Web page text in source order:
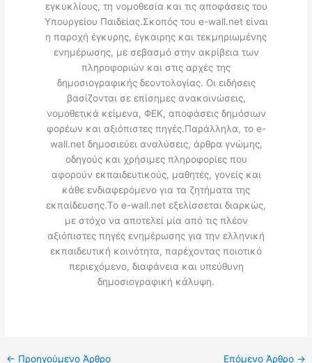
εγκυκλίους, τη νομοθεσία και τις αποφάσεις του
Υπουργείου Παιδείας.Σκοπός του e-wall.net είναι
η παροχή έγκυρης, έγκαιρης και τεκμηριωμένης
ενημέρωσης, με σεβασμό στην ακρίβεια των
πληροφοριών και στις αρχές της
δημοσιογραφικής δεοντολογίας. Οι ειδήσεις
βασίζονται σε επίσημες ανακοινώσεις,
νομοθετικά κείμενα, ΦΕΚ, αποφάσεις δημόσιων
φορέων και αξιόπιστες πηγές.Παράλληλα, το e-
wall.net δημοσιεύει αναλύσεις, άρθρα γνώμης,
οδηγούς και χρήσιμες πληροφορίες που
αφορούν εκπαιδευτικούς, μαθητές, γονείς και
κάθε ενδιαφερόμενο για τα ζητήματα της
εκπαίδευσης.Το e-wall.net εξελίσσεται διαρκώς,
με στόχο να αποτελεί μία από τις πλέον
αξιόπιστες πηγές ενημέρωσης για την ελληνική
εκπαιδευτική κοινότητα, παρέχοντας ποιοτικό
περιεχόμενο, διαφάνεια και υπεύθυνη
δημοσιογραφική κάλυψη.
← Προηγούμενο Άρθρο Επόμενο Άρθρο →